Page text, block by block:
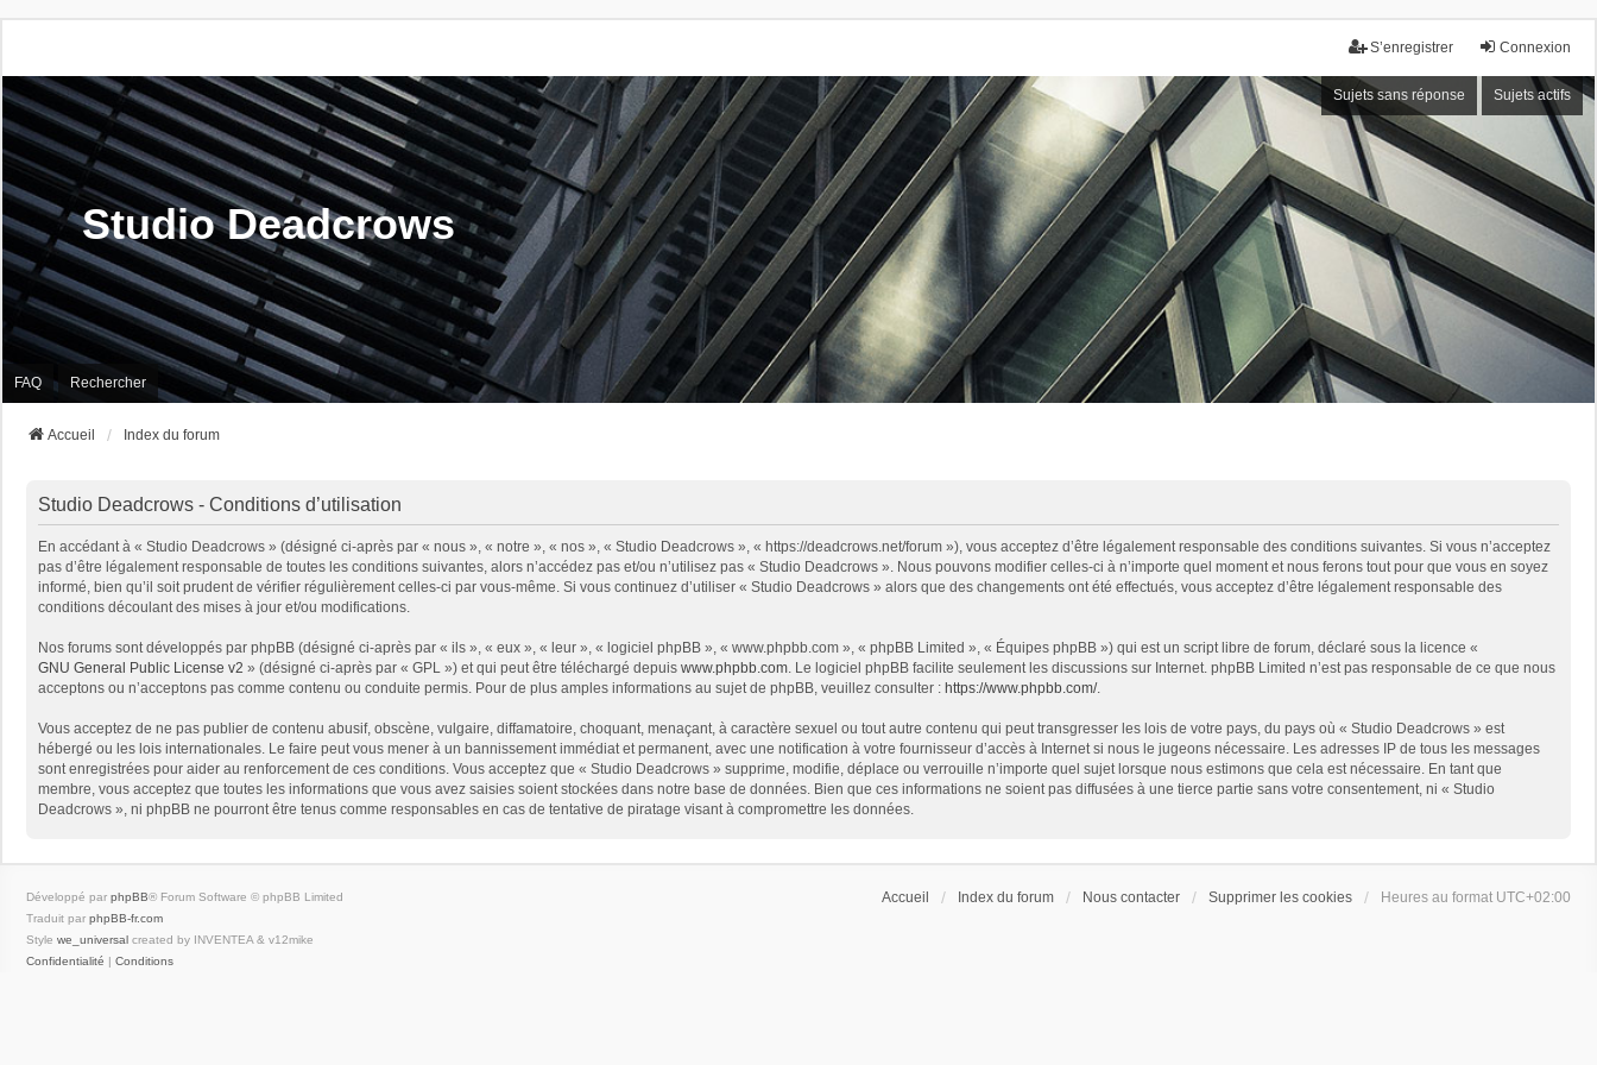
Connexion
S’enregistrer
Sujets sans réponse Sujets actifs
Studio Deadcrows
FAQ Rechercher
Accueil Index du forum
Studio Deadcrows - Conditions d’utilisation
En accédant à « Studio Deadcrows » (désigné ci-après par « nous », « notre », « nos », « Studio Deadcrows », « https://deadcrows.net/forum »), vous acceptez d’être légalement responsable des conditions suivantes. Si vous n’acceptez
pas d’être légalement responsable de toutes les conditions suivantes, alors n’accédez pas et/ou n’utilisez pas « Studio Deadcrows ». Nous pouvons modifier celles-ci à n’importe quel moment et nous ferons tout pour que vous en soyez
informé, bien qu’il soit prudent de vérifier régulièrement celles-ci par vous-même. Si vous continuez d’utiliser « Studio Deadcrows » alors que des changements ont été effectués, vous acceptez d’être légalement responsable des
conditions découlant des mises à jour et/ou modifications.
Nos forums sont développés par phpBB (désigné ci-après par « ils », « eux », « leur », « logiciel phpBB », « www.phpbb.com », « phpBB Limited », « Équipes phpBB ») qui est un script libre de forum, déclaré sous la licence «
GNU General Public License v2 » (désigné ci-après par « GPL ») et qui peut être téléchargé depuis www.phpbb.com. Le logiciel phpBB facilite seulement les discussions sur Internet. phpBB Limited n’est pas responsable de ce que nous
acceptons ou n’acceptons pas comme contenu ou conduite permis. Pour de plus amples informations au sujet de phpBB, veuillez consulter : https://www.phpbb.com/.
Vous acceptez de ne pas publier de contenu abusif, obscène, vulgaire, diffamatoire, choquant, menaçant, à caractère sexuel ou tout autre contenu qui peut transgresser les lois de votre pays, du pays où « Studio Deadcrows » est
hébergé ou les lois internationales. Le faire peut vous mener à un bannissement immédiat et permanent, avec une notification à votre fournisseur d’accès à Internet si nous le jugeons nécessaire. Les adresses IP de tous les messages
sont enregistrées pour aider au renforcement de ces conditions. Vous acceptez que « Studio Deadcrows » supprime, modifie, déplace ou verrouille n’importe quel sujet lorsque nous estimons que cela est nécessaire. En tant que
membre, vous acceptez que toutes les informations que vous avez saisies soient stockées dans notre base de données. Bien que ces informations ne soient pas diffusées à une tierce partie sans votre consentement, ni « Studio
Deadcrows », ni phpBB ne pourront être tenus comme responsables en cas de tentative de piratage visant à compromettre les données.
Accueil Index du forum Nous contacter Supprimer les cookies Heures au format UTC+02:00
Développé par phpBB® Forum Software © phpBB Limited
Traduit par phpBB-fr.com
Style we_universal created by INVENTEA & v12mike
Confidentialité | Conditions